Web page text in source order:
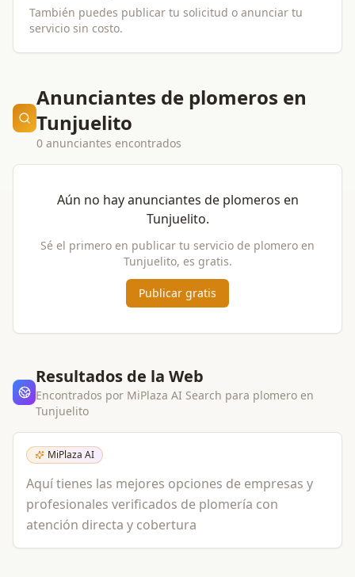
También puedes publicar tu solicitud o anunciar tu
servicio sin costo.
Anunciantes de plomeros en
Tunjuelito
0 anunciantes encontrados
Aún no hay anunciantes de plomeros en
Tunjuelito.
Sé el primero en publicar tu servicio de plomero en
Tunjuelito, es gratis.
Publicar gratis
Resultados de la Web
Encontrados por MiPlaza AI Search para plomero en
Tunjuelito
MiPlaza AI
Aquí tienes las mejores opciones de empresas y
profesionales verificados de plomería con
atención directa y cobertura